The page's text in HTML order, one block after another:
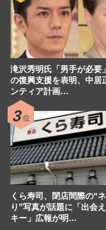
滝沢秀明氏「男手が必要
の復興支援を表明、中居
ンティア計画…
くら寿司、閉店間際の“
り”写真が話題に「出会
キー」広報が明…